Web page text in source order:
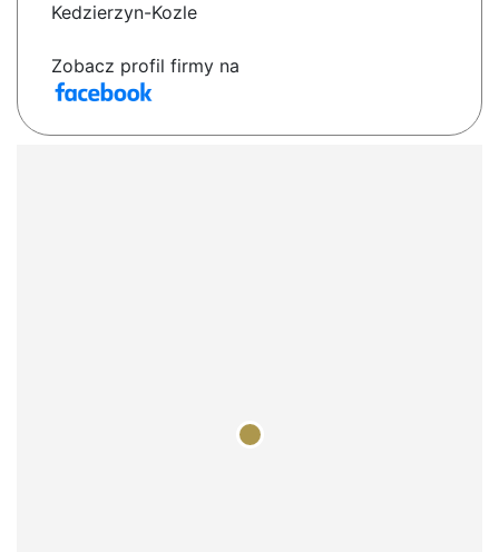
Kedzierzyn-Kozle
Zobacz profil firmy na